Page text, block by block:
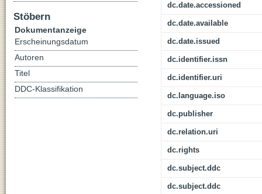
dc.date.accessioned
dc.date.available
dc.date.issued
dc.identifier.issn
dc.identifier.uri
dc.language.iso
dc.publisher
dc.relation.uri
dc.rights
dc.subject.ddc
dc.subject.ddc
Stöbern
Dokumentanzeige
Erscheinungsdatum
Autoren
Titel
DDC-Klassifikation